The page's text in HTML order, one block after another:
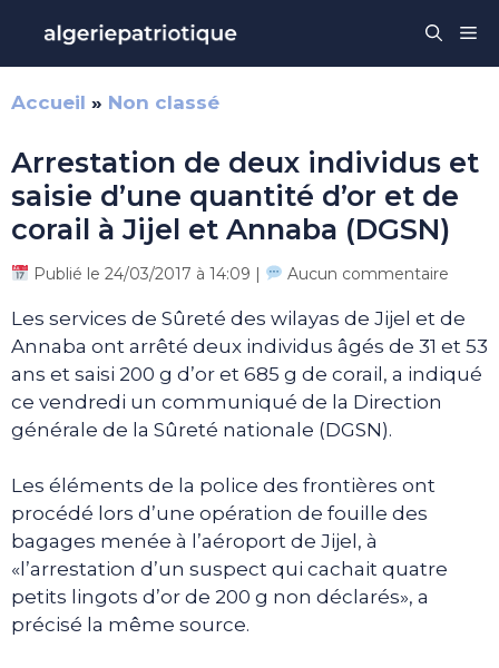
contenu
Accueil » Non classé
Arrestation de deux individus et
saisie d’une quantité d’or et de
corail à Jijel et Annaba (DGSN)
Publié le 24/03/2017 à 14:09 | Aucun commentaire
Les services de Sûreté des wilayas de Jijel et de
Annaba ont arrêté deux individus âgés de 31 et 53
ans et saisi 200 g d’or et 685 g de corail, a indiqué
ce vendredi un communiqué de la Direction
générale de la Sûreté nationale (DGSN).
Les éléments de la police des frontières ont
procédé lors d’une opération de fouille des
bagages menée à l’aéroport de Jijel, à
«l’arrestation d’un suspect qui cachait quatre
petits lingots d’or de 200 g non déclarés», a
précisé la même source.